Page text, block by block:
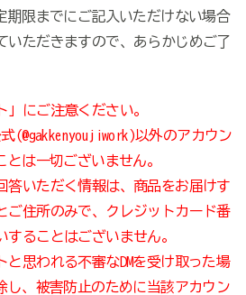
期限までにご記入いただけない場合
いただきますので、あらかじめご了
」にご注意ください。
(@gakkenyoujiwork)以外のアカウン
とは一切ございません。
いただく情報は、商品をお届けす
ご住所のみで、クレジットカード番
ることはございません。
思われる不審なDMを受け取った場
し、被害防止のために当該アカウン